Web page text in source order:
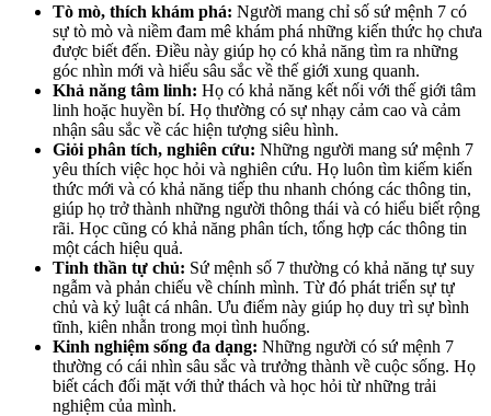
Tò mò, thích khám phá: Người mang chỉ số sứ mệnh 7 có
sự tò mò và niềm đam mê khám phá những kiến thức họ chưa
được biết đến. Điều này giúp họ có khả năng tìm ra những
góc nhìn mới và hiểu sâu sắc về thế giới xung quanh.
Khả năng tâm linh: Họ có khả năng kết nối với thế giới tâm
linh hoặc huyền bí. Họ thường có sự nhạy cảm cao và cảm
nhận sâu sắc về các hiện tượng siêu hình.
Giỏi phân tích, nghiên cứu: Những người mang sứ mệnh 7
yêu thích việc học hỏi và nghiên cứu. Họ luôn tìm kiếm kiến
thức mới và có khả năng tiếp thu nhanh chóng các thông tin,
giúp họ trở thành những người thông thái và có hiểu biết rộng
rãi. Học cũng có khả năng phân tích, tổng hợp các thông tin
một cách hiệu quả.
Tinh thần tự chủ: Sứ mệnh số 7 thường có khả năng tự suy
ngẫm và phản chiếu về chính mình. Từ đó phát triển sự tự
chủ và kỷ luật cá nhân. Ưu điểm này giúp họ duy trì sự bình
tĩnh, kiên nhẫn trong mọi tình huống.
Kinh nghiệm sống đa dạng: Những người có sứ mệnh 7
thường có cái nhìn sâu sắc và trưởng thành về cuộc sống. Họ
biết cách đối mặt với thử thách và học hỏi từ những trải
nghiệm của mình.